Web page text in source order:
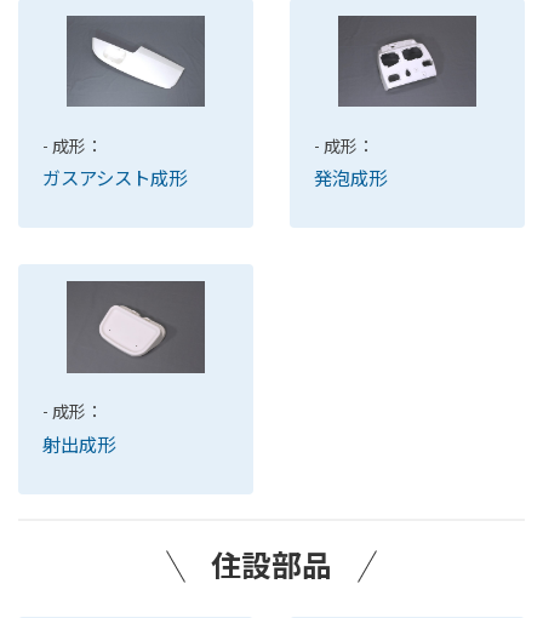
- 成形：
ガスアシスト成形
- 成形：
発泡成形
- 成形：
射出成形
住設部品